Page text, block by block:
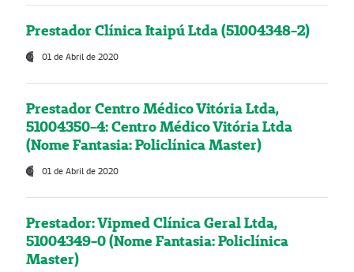
Prestador Clínica Itaipú Ltda (51004348-2)
01 de Abril de 2020
Prestador Centro Médico Vitória Ltda,
51004350-4: Centro Médico Vitória Ltda
(Nome Fantasia: Policlínica Master)
01 de Abril de 2020
Prestador: Vipmed Clínica Geral Ltda,
51004349-0 (Nome Fantasia: Policlínica
Master)